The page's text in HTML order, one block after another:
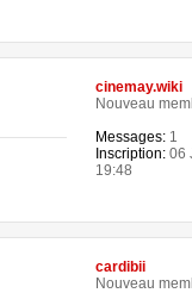
cinemay.wiki
Nouveau
Messages:1
Inscription:06
19:48
cardibii
Nouveau